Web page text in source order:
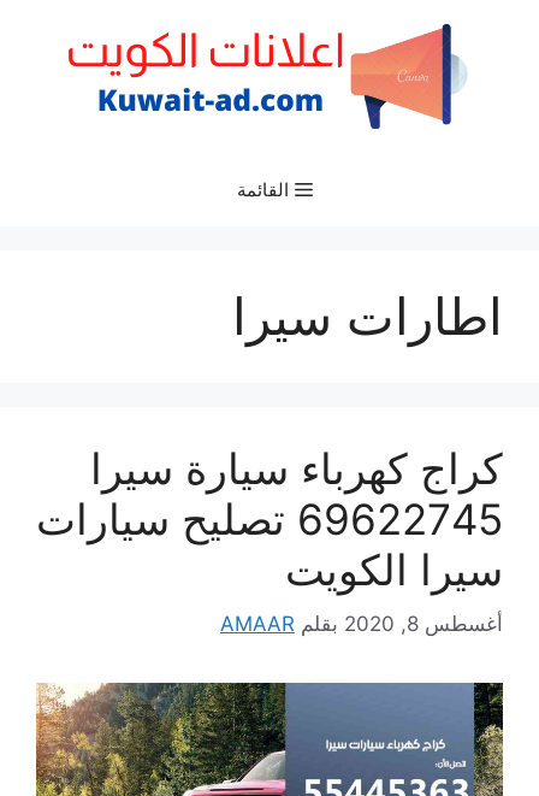
القائمة
اطارات سيرا
كراج كهرباء سيارة سيرا
69622745 تصليح سيارات
سيرا الكويت
أغسطس 8, 2020 بقلم AMAAR